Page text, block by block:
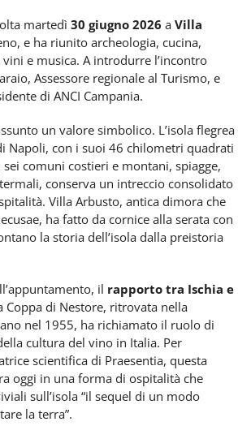
martedì 30 giugno 2026 a Villa
e ha riunito archeologia, cucina,
e musica. A introdurre l’incontro
Assessore regionale al Turismo, e
di ANCI Campania.
un valore simbolico. L’isola flegrea
Napoli, con i suoi 46 chilometri quadrati
comuni costieri e montani, spiagge,
conserva un intreccio consolidato
Villa Arbusto, antica dimora che
ha fatto da cornice alla serata con
la storia dell’isola dalla preistoria
il rapporto tra Ischia e
Coppa di Nestore, ritrovata nella
nel 1955, ha richiamato il ruolo di
cultura del vino in Italia. Per
scientifica di Praesentia, questa
oggi in una forma di ospitalità che
sull’isola “il sequel di un modo
la terra”.